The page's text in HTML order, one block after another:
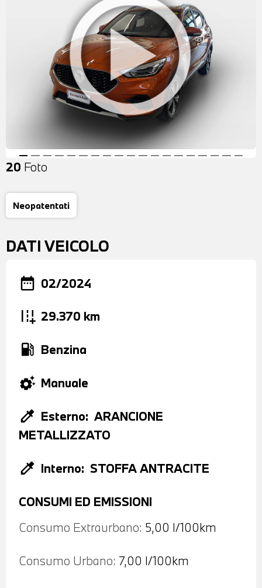
20 Foto
Neopatentati
DATI VEICOLO
date_range 02/2024
add_road 29.370 km
local_gas_station Benzina
settings_suggest Manuale
colorize Esterno: ARANCIONE
METALLIZZATO
colorize Interno: STOFFA ANTRACITE
CONSUMI ED EMISSIONI
Consumo Extraurbano: 5,00 l/100km
Consumo Urbano: 7,00 l/100km